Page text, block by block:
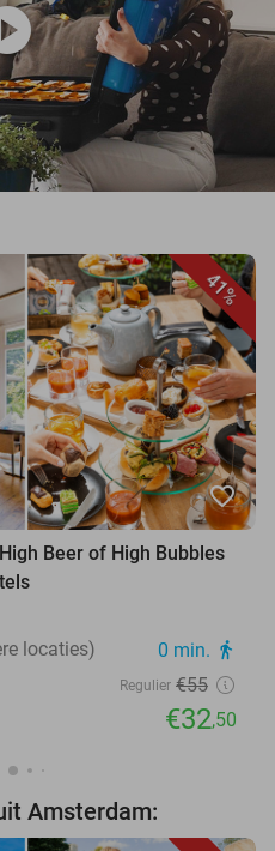
41%
favorite_border
Beer of High Bubbles
locaties)
0 min. directions_walk
Regulier €55
€32,50
Amsterdam: